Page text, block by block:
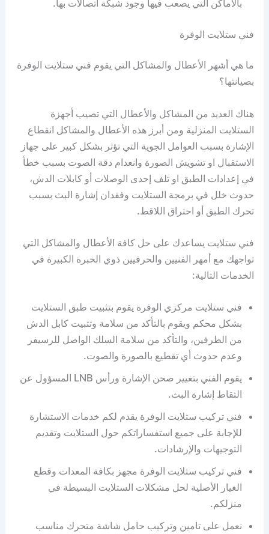
بالأماكن التي يصعب فيها وجود شبكة اتصالات بها.
فني ستلايت الوفرة
ما هي أشهر الأعطال والمشاكل التي يقوم فني ستلايت الوفرة
بصيانتها؟
هناك العديد من المشاكل والأعطال التي تصيب أجهزة
الستلايت المنزلية ومن أبرز هذه الأعطال والمشاكل انقطاع
الإشارة بسبب العوامل الجوية التي تؤثر بشكل كبير على جهاز
الاستقبال او تشويش الصورة وانعدام دقة الصوت بسبب خطأ
في إعدادات الطبق او تلف إحدى الوصلات أو كابلات الدش،
حدوث خلل في برمجة الستلايت وفقدان إشارة البث بسبب
تحرك الطبق أو احتراق اللاقط.
فني ستلايت يساعدك على حل كافة الأعطال والمشاكل التي
تواجهك مع أمهر الفنيين والحرفيين ذوي الخبرة الكبيرة في
الخدمات التالية:
فني ستلايت مركزي الوفرة يقوم بتثبيت طبق الستلايت
بشكل محكم ويقوم بالتأكد من سلامة وتثبيت كابل الدش
من الطرفين، والتأكد من سلامة السلك الواصل للرسيفر
وعدم حدوث أي تقطيع بالصورة والصوت.
يقوم الفني بتغيير صحن الإشارة ورأس LNB المسؤول عن
التقاط إشارة البث.
فني تركيب ستلايت الوفرة يقدم لكم خدمات الاستشارة
للإجابة على جميع استفساراتكم حول الستلايت وتقديم
التوجيهات والإرشادات.
فني تركيب ستلايت الوفرة مجهز بكافة المعدات وقطع
الغيار الأصلية لحل مشكلات الستلايت البسيطة في
منزلكم.
نعمل على تامين وتركيب حامل شاشة متحرك مناسب